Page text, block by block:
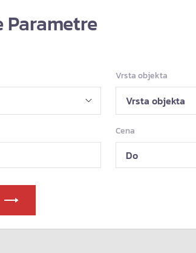
Parametre
Vrsta objekta
Cena